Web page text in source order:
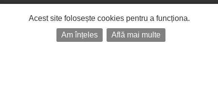
Acest site folosește cookies pentru a funcționa.
Am înțeles
Află mai multe